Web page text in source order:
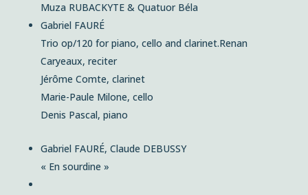
Muza RUBACKYTE & Quatuor Béla
Gabriel FAURÉ
Trio op/120 for piano, cello and clarinet.Renan
Caryeaux, reciter
Jérôme Comte, clarinet
Marie-Paule Milone, cello
Denis Pascal, piano
Gabriel FAURÉ, Claude DEBUSSY
« En sourdine »